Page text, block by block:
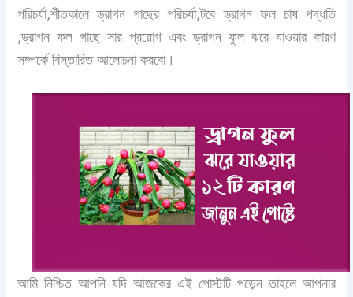
পরিচর্যা,শীতকালে ড্রাগন গাছের পরিচর্যা,টবে ড্রাগন ফল চাষ পদ্ধতি
,ড্রাগন ফল গাছে সার প্রয়োগ এবং ড্রাগন ফুল ঝরে যাওয়ার কারণ
সম্পর্কে বিস্তারিত আলোচনা করবো।
আমি নিশ্চিত আপনি যদি আজকের এই পোস্টটি পড়েন তাহলে আপনার